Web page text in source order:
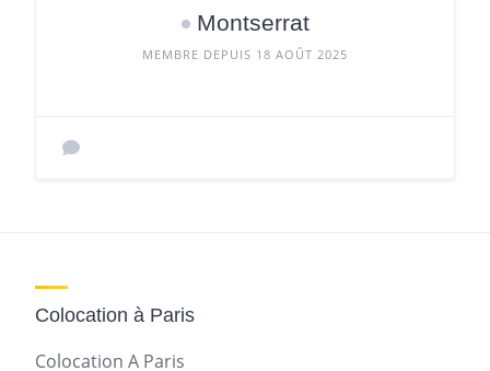
Montserrat
MEMBRE DEPUIS 18 AOÛT 2025
Colocation à Paris
Colocation A Paris